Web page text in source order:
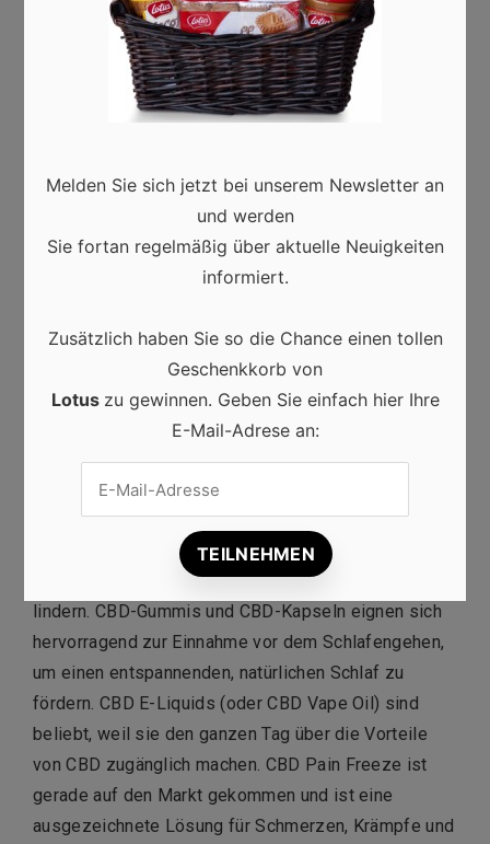
Cannabispflanze sind in verschiedenen
Gesundheitsläden in Deutschland erhältlich. Es ist
erwähnenswert, dass das Gesetz nur den Verkauf
von verarbeiteten Produkten erlaubt, nicht aber den
CBD-Produkte für College-
Studenten
Menschen anders wirkt. Das heißt, dass bestimmte
Produkte für Studenten besser geeignet sind als
andere. Mit dem jüngsten Boom des CBD-
Wachstums gibt es derzeit eine Vielzahl von
Produkten, die der Öffentlichkeit zur Verfügung
stehen. CBD-Öl ist wahrscheinlich das bekannteste
Produkt, das wegen seiner Fähigkeit, Epilepsie und
Krampfanfälle zu behandeln, bekannt wurde,
kann auch Stress regulieren und Schmerzen
lindern. CBD-Gummis und CBD-Kapseln eignen sich
hervorragend zur Einnahme vor dem Schlafengehen,
um einen entspannenden, natürlichen Schlaf zu
fördern. CBD E-Liquids (oder CBD Vape Oil) sind
beliebt, weil sie den ganzen Tag über die Vorteile
von CBD zugänglich machen. CBD Pain Freeze ist
gerade auf den Markt gekommen und ist eine
ausgezeichnete Lösung für Schmerzen, Krämpfe und
Melden Sie sich jetzt bei unserem Newsletter an
und werden
Sie fortan regelmäßig über aktuelle Neuigkeiten
informiert.
Zusätzlich haben Sie so die Chance einen tollen
Geschenkkorb von
Lotus zu gewinnen. Geben Sie einfach hier Ihre
E-Mail-Adrese an: